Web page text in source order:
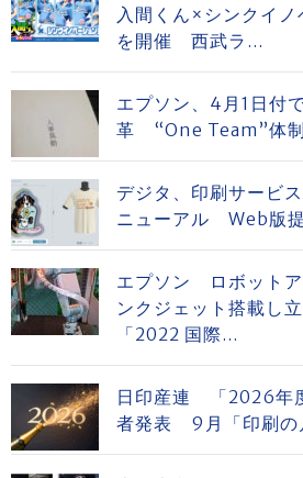
入間くん×シンクイノ
を開催 西武ラ...
エプソン、4月1日付
革 “One Team”体
デジタ、印刷サービ
ニューアル Web版
エプソン ロボットア
ンクジェット搭載し
「2022 国際...
日印産連 「2026年
者発表 9月「印刷の